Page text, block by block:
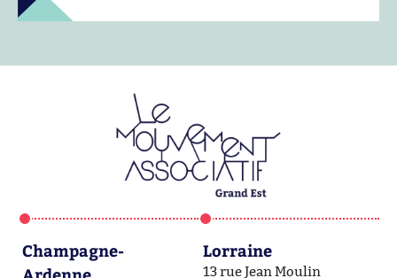
Champagne-
Lorraine
13 rue Jean Moulin